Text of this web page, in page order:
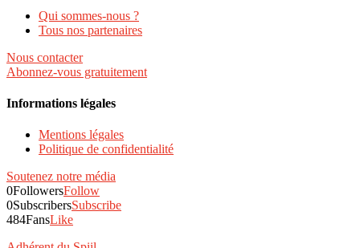
Qui sommes-nous ?
Tous nos partenaires
Nous contacter
Abonnez-vous gratuitement
Informations légales
Mentions légales
Politique de confidentialité
Soutenez notre média
0FollowersFollow
0SubscribersSubscribe
484FansLike